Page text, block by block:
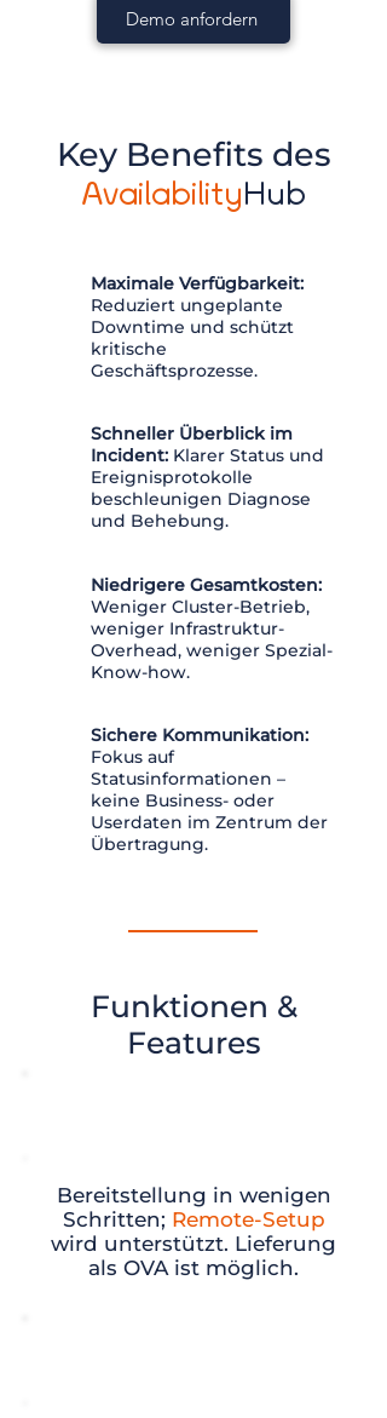
Demo anfordern
Key Benefits des
AvailabilityHub
Maximale Verfügbarkeit:
Reduziert ungeplante
Downtime und schützt
kritische
Geschäftsprozesse.
Schneller Überblick im
Incident: Klarer Status und
Ereignisprotokolle
beschleunigen Diagnose
und Behebung.
Niedrigere Gesamtkosten:
Weniger Cluster-Betrieb,
weniger Infrastruktur-
Overhead, weniger Spezial-
Know-how.
Sichere Kommunikation:
Fokus auf
Statusinformationen –
keine Business- oder
Userdaten im Zentrum der
Übertragung.
Funktionen &
Features
Bereitstellung in wenigen
Schritten; Remote-Setup
wird unterstützt. Lieferung
als OVA ist möglich.